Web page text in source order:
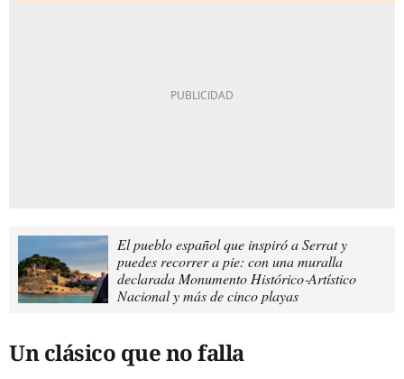
El pueblo español que inspiró a Serrat y
puedes recorrer a pie: con una muralla
declarada Monumento Histórico‑Artístico
Nacional y más de cinco playas
Un clásico que no falla